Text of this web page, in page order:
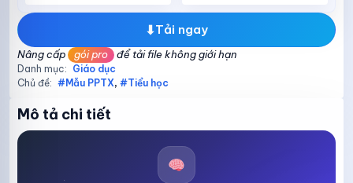
⬇Tải ngay
Nâng cấp gói pro để tải file không giới hạn
Danh mục: Giáo dục
Chủ đề: #Mẫu PPTX, #Tiểu học
Mô tả chi tiết